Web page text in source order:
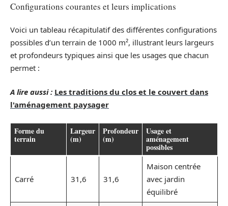
Configurations courantes et leurs implications
Voici un tableau récapitulatif des différentes configurations
possibles d’un terrain de 1000 m², illustrant leurs largeurs
et profondeurs typiques ainsi que les usages que chacun
permet :
A lire aussi : Les traditions du clos et le couvert dans
l'aménagement paysager
Forme du
terrain
Largeur
(m)
Profondeur
(m)
Usage et
aménagement
possibles
Carré 31,6 31,6
Maison centrée
avec jardin
équilibré